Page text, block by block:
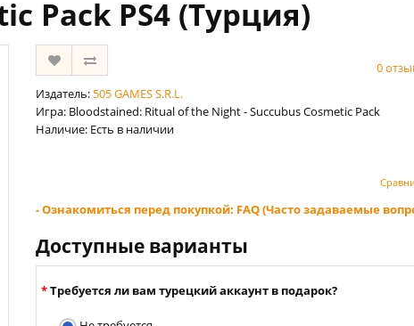
Pack PS4 (Турция)
0
Издатель: 505 GAMES S.R.L.
Игра: Bloodstained: Ritual of the Night - Succubus Cosmetic Pack
Наличие: Есть в наличии
- Ознакомиться перед покупкой: FAQ (Часто задаваемые
Доступные варианты
Требуется ли вам турецкий аккаунт в подарок?